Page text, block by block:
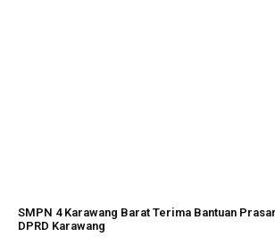
SMPN 4 Karawang Barat Terima Bantuan
DPRD Karawang